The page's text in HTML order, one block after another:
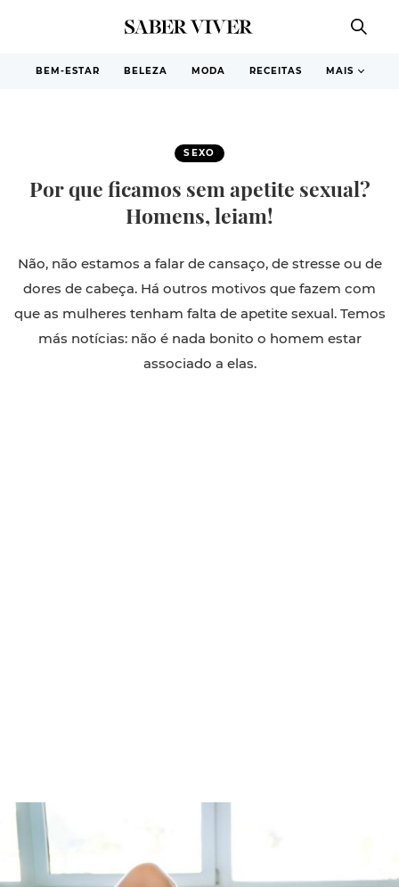
BEM-ESTAR BELEZA MODA RECEITAS MAIS
SEXO
Por que ficamos sem apetite sexual?
Homens, leiam!
Não, não estamos a falar de cansaço, de stresse ou de
dores de cabeça. Há outros motivos que fazem com
que as mulheres tenham falta de apetite sexual. Temos
más notícias: não é nada bonito o homem estar
associado a elas.